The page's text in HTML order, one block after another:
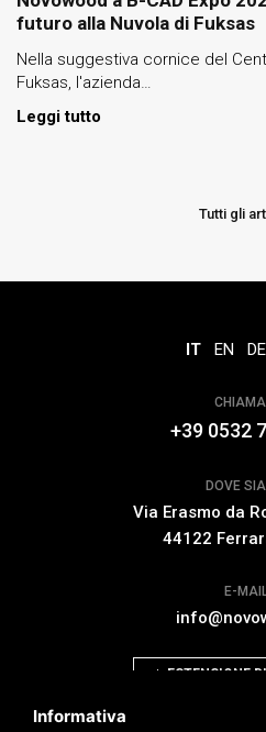
futuro alla Nuvola di Fuksas
Nella suggestiva cornice del
Fuksas, l'azienda…
Leggi tutto
Tutti gli
IT EN DE
+39 0532
DOVE
Via Erasmo da
44122
E-
ESTENSIONE
Informativa